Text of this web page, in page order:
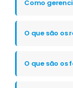
Como
O que são os
O que são os